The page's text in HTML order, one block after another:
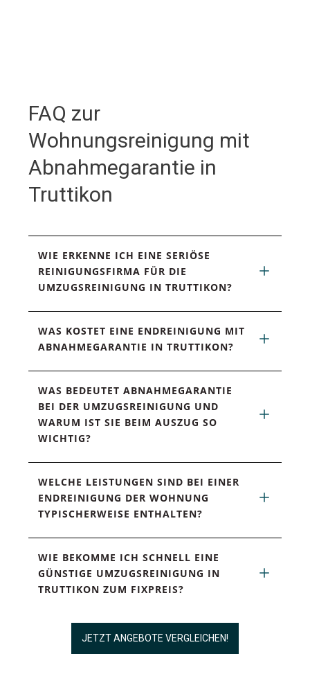
FAQ zur
Wohnungsreinigung mit
Abnahmegarantie in
Truttikon
WIE ERKENNE ICH EINE SERIÖSE
REINIGUNGSFIRMA FÜR DIE
UMZUGSREINIGUNG IN TRUTTIKON?
WAS KOSTET EINE ENDREINIGUNG MIT
ABNAHMEGARANTIE IN TRUTTIKON?
WAS BEDEUTET ABNAHMEGARANTIE
BEI DER UMZUGSREINIGUNG UND
WARUM IST SIE BEIM AUSZUG SO
WICHTIG?
WELCHE LEISTUNGEN SIND BEI EINER
ENDREINIGUNG DER WOHNUNG
TYPISCHERWEISE ENTHALTEN?
WIE BEKOMME ICH SCHNELL EINE
GÜNSTIGE UMZUGSREINIGUNG IN
TRUTTIKON ZUM FIXPREIS?
JETZT ANGEBOTE VERGLEICHEN!